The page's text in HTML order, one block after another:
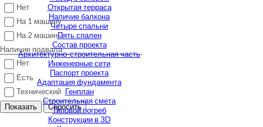
Открытая терраса
Наличие балкона
Четыре спальни
Пять спален
Состав проекта
Архитектурно-строительная часть
Инженерные сети
Паспорт проекта
Адаптация фундамента
Генплан
Строительная смета
Типовой погреб
Конструкции в 3D
Нет
На 1 машину
На 2 машины
Наличие подвала
Нет
Есть
Технический
Показать Сбросить